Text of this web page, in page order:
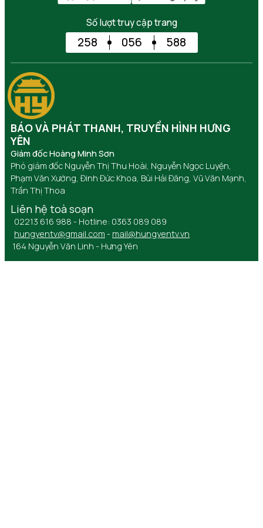
Số lượt truy cập trang
258 056 588
BÁO VÀ PHÁT THANH, TRUYỀN HÌNH HƯNG
YÊN
Giám đốc Hoàng Minh Sơn
Phó giám đốc Nguyễn Thị Thu Hoài, Nguyễn Ngọc Luyện,
Phạm Văn Xướng, Đinh Đức Khoa, Bùi Hải Đăng, Vũ Văn Mạnh,
Trần Thị Thoa
Liên hệ toà soạn
02213 616 988 - Hotline: 0363 089 089
hungyentv@gmail.com - mail@hungyentv.vn
164 Nguyễn Văn Linh - Hưng Yên